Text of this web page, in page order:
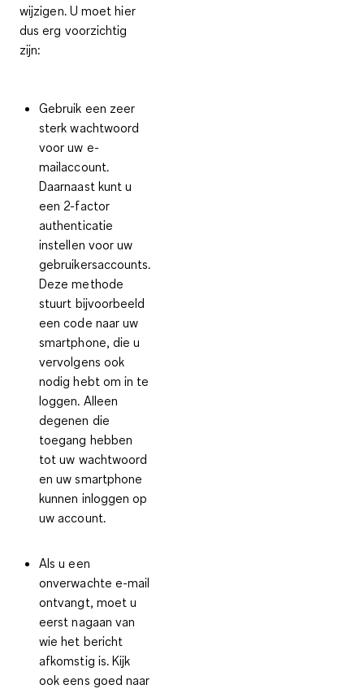
wijzigen. U moet hier
duserg voorzichtig
zijn:
Gebruik een zeer
sterk wachtwoord
voor uw e-
mailaccount.
Daarnaast kunt u
een 2-factor
authenticatie
instellen voor uw
gebruikersaccounts.
Deze methode
stuurt bijvoorbeeld
een code naar uw
smartphone, die u
vervolgens ook
nodig hebt om in te
loggen. Alleen
degenen die
toegang hebben
tot uw wachtwoord
en uw smartphone
kunnen inloggen op
uw account.
Als u een
onverwachte e-mail
ontvangt, moet u
eerst nagaan van
wie het bericht
afkomstig is. Kijk
ook eens goed naar